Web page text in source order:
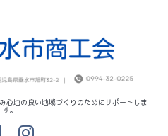
心地の良い地域づくりのためにサポートしま
す。